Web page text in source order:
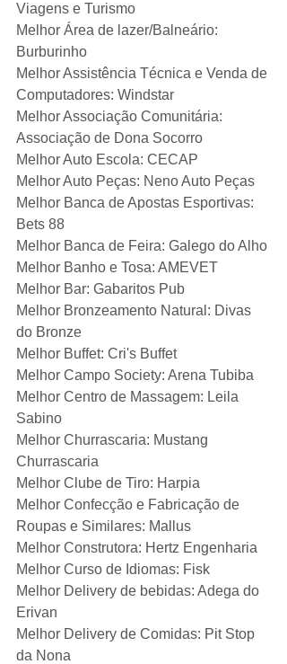
Viagens e Turismo
Melhor Área de lazer/Balneário:
Burburinho
Melhor Assistência Técnica e Venda de
Computadores: Windstar
Melhor Associação Comunitária:
Associação de Dona Socorro
Melhor Auto Escola: CECAP
Melhor Auto Peças: Neno Auto Peças
Melhor Banca de Apostas Esportivas:
Bets 88
Melhor Banca de Feira: Galego do Alho
Melhor Banho e Tosa: AMEVET
Melhor Bar: Gabaritos Pub
Melhor Bronzeamento Natural: Divas
do Bronze
Melhor Buffet: Cri's Buffet
Melhor Campo Society: Arena Tubiba
Melhor Centro de Massagem: Leila
Sabino
Melhor Churrascaria: Mustang
Churrascaria
Melhor Clube de Tiro: Harpia
Melhor Confecção e Fabricação de
Roupas e Similares: Mallus
Melhor Construtora: Hertz Engenharia
Melhor Curso de Idiomas: Fisk
Melhor Delivery de bebidas: Adega do
Erivan
Melhor Delivery de Comidas: Pit Stop
da Nona